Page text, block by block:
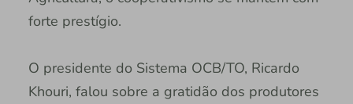
forte prestígio.
O presidente do Sistema OCB/TO, Ricardo
Khouri, falou sobre a gratidão dos produtores